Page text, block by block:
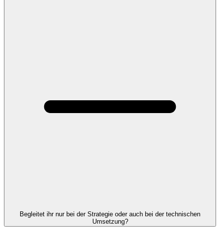
Begleitet ihr nur bei der Strategie oder auch bei der technischen
Umsetzung?